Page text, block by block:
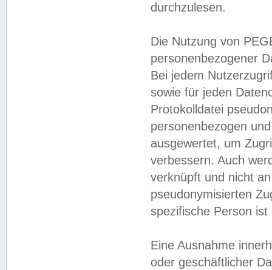
durchzulesen.
Die Nutzung von
personenbezogener
Bei jedem
sowie für jeden
Protokolldatei
personenbezogen
ausgewertet, um
verbessern. Auch
verknüpft und nicht
pseudonymisierten
spezifische Person
Eine Ausnahme
oder geschäftlicher